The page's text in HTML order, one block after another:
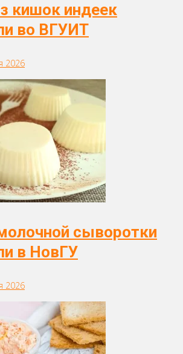
кишок индеек
во ВГУИТ
2026
сыворотки
в НовГУ
2026